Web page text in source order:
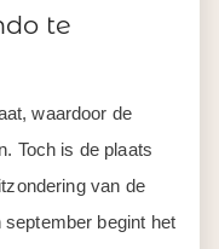
te
waardoor de
Toch is de plaats
van de
september begint het